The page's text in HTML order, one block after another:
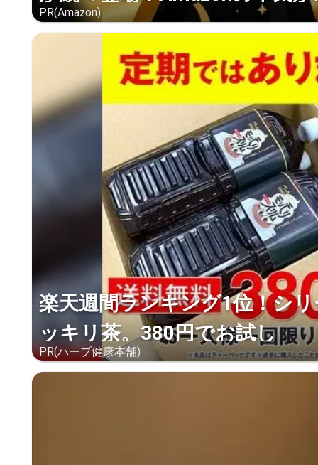
PR(Amazon)
楽天週間ランキング1位！シ
ッキリ茶。380円でお試し
PR(ハーブ健康本舗)